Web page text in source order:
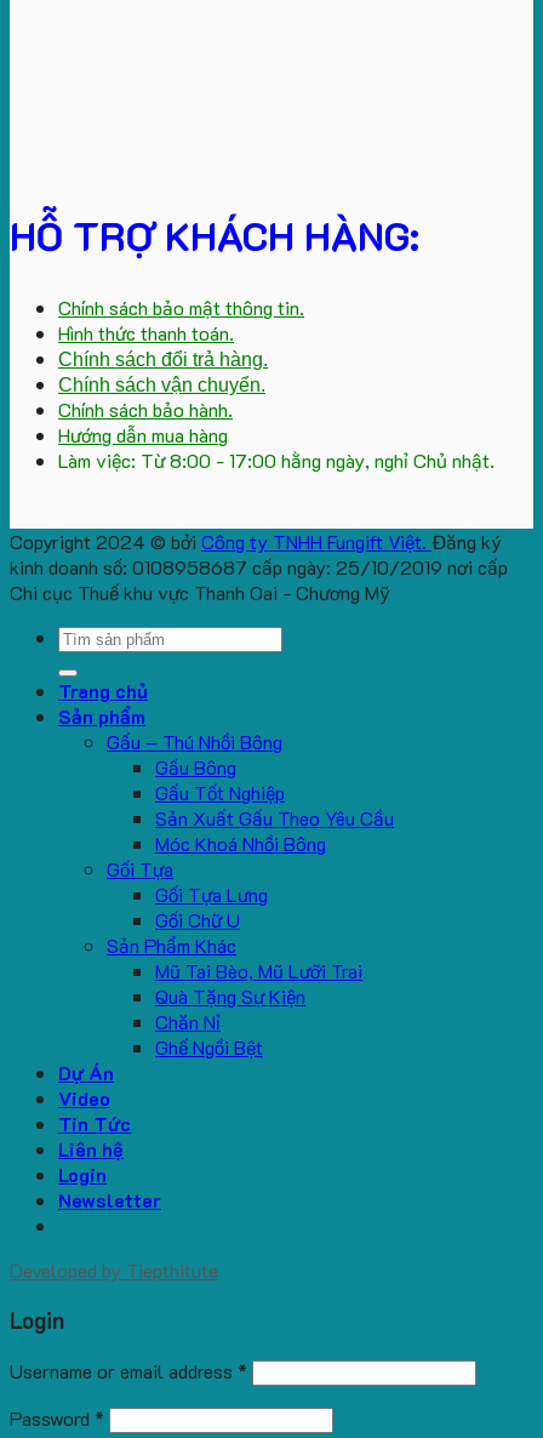
HỖ TRỢ KHÁCH HÀNG:
Chính sách bảo mật thông tin.
Hình thức thanh toán.
Chính sách đổi trả hàng.
Chính sách vận chuyển.
Chính sách bảo hành.
Hướng dẫn mua hàng
Làm việc: Từ 8:00 - 17:00 hằng ngày, nghỉ Chủ nhật.
Copyright 2024 © bởi Công ty TNHH Fungift Việt. Đăng ký
kinh doanh số: 0108958687 cấp ngày: 25/10/2019 nơi cấp
Chi cục Thuế khu vực Thanh Oai - Chương Mỹ
Search
for:
Trang chủ
Sản phẩm
Gấu – Thú Nhồi Bông
Gấu Bông
Gấu Tốt Nghiệp
Sản Xuất Gấu Theo Yêu Cầu
Móc Khoá Nhồi Bông
Gối Tựa
Gối Tựa Lưng
Gối Chữ U
Sản Phẩm Khác
Mũ Tai Bèo, Mũ Lưỡi Trai
Quà Tặng Sự Kiện
Chăn Nỉ
Ghế Ngồi Bệt
Dự Án
Video
Tin Tức
Liên hệ
Login
Newsletter
Developed by Tiepthitute
Login
Username or email address *
Password *